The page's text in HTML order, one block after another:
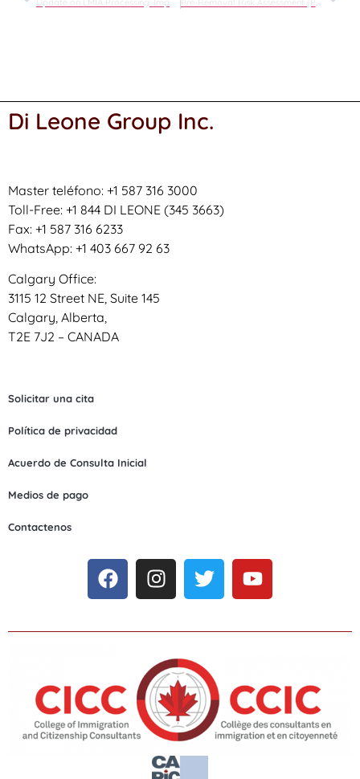
Di Leone Group Inc.
Master teléfono: +1 587 316 3000
Toll-Free: +1 844 DI LEONE (345 3663)
Fax: +1 587 316 6233
WhatsApp: +1 403 667 92 63
Calgary Office:
3115 12 Street NE, Suite 145
Calgary, Alberta,
T2E 7J2 – CANADA
Solicitar una cita
Política de privacidad
Acuerdo de Consulta Inicial
Medios de pago
Contactenos